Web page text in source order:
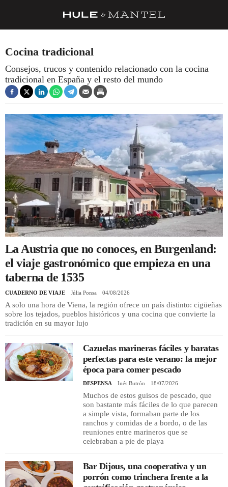
DESPENSA
BARRAS Y ESTRELLAS
DÓNDE COMER
ÍDOLOS DE MESAS
CUADERNO DE VIAJE
TRADICIÓN
MENÚ DEL DÍA
A CUCHILLO
REGISTRO
Cocina tradicional
Consejos, trucos y contenido relacionado con la cocina
tradicional en España y el resto del mundo
La Austria que no conoces, en Burgenland:
el viaje gastronómico que empieza en una
taberna de 1535
CUADERNO DE VIAJE Júlia Ponsa 04/08/2026
A solo una hora de Viena, la región ofrece un país distinto: cigüeñas
sobre los tejados, pueblos históricos y una cocina que convierte la
tradición en su mayor lujo
Cazuelas marineras fáciles y baratas
perfectas para este verano: la mejor
época para comer pescado
DESPENSA Inés Butrón 18/07/2026
Muchos de estos guisos de pescado, que
son bastante más fáciles de lo que parecen
a simple vista, formaban parte de los
ranchos y comidas de a bordo, o de las
reuniones entre marineros que se
celebraban a pie de playa
Bar Dijous, una cooperativa y un
porrón como trinchera frente a la